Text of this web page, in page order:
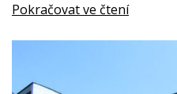
Pokračovat ve čtení